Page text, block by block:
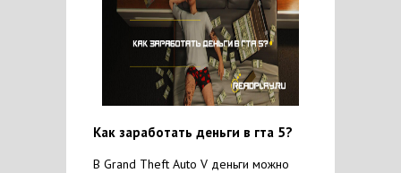
Как заработать деньги в гта 5?
В Grand Theft Auto V деньги можно